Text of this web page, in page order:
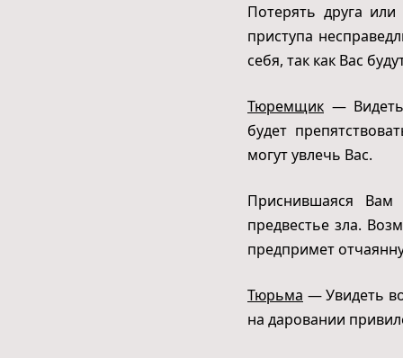
Потерять друга
приступа
себя, так как Вас
Тюремщик —
будет
могут увлечь Вас.
Приснившаяся
предвестье зла.
предпримет
Тюрьма — Увидеть
на даровании